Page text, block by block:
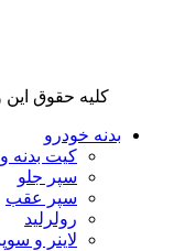
کلیه حقوق
بدنه خودرو
کیت بدنه و
سپر جلو
سپر عقب
رولرلید
لاینر و